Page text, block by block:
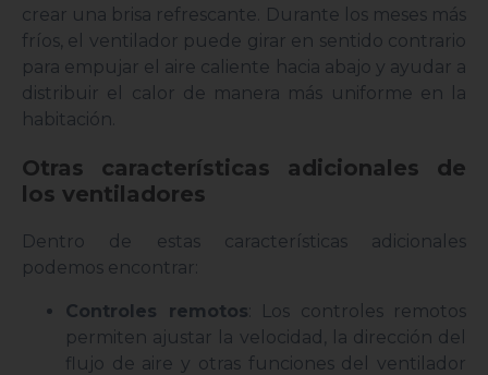
crear una brisa refrescante. Durante los meses más
fríos, el ventilador puede girar en sentido contrario
para empujar el aire caliente hacia abajo y ayudar a
distribuir el calor de manera más uniforme en la
habitación.
Otras características adicionales de
los ventiladores
Dentro de estas características adicionales
podemos encontrar:
Controles remotos : Los controles remotos
permiten ajustar la velocidad, la dirección del
flujo de aire y otras funciones del ventilador